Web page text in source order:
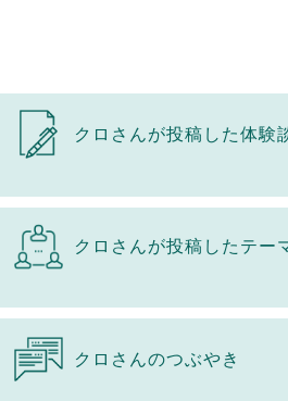
クロさんが投稿した体験
クロさんが投稿したテー
クロさんのつぶやき